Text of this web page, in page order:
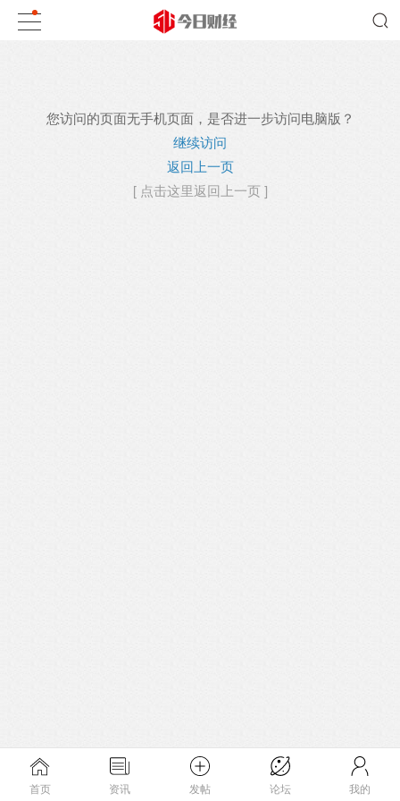
您访问的页面无手机页面，是否进一步访问电脑版？
继续访问
返回上一页
[ 点击这里返回上一页 ]
首页 资讯 发帖 论坛 我的